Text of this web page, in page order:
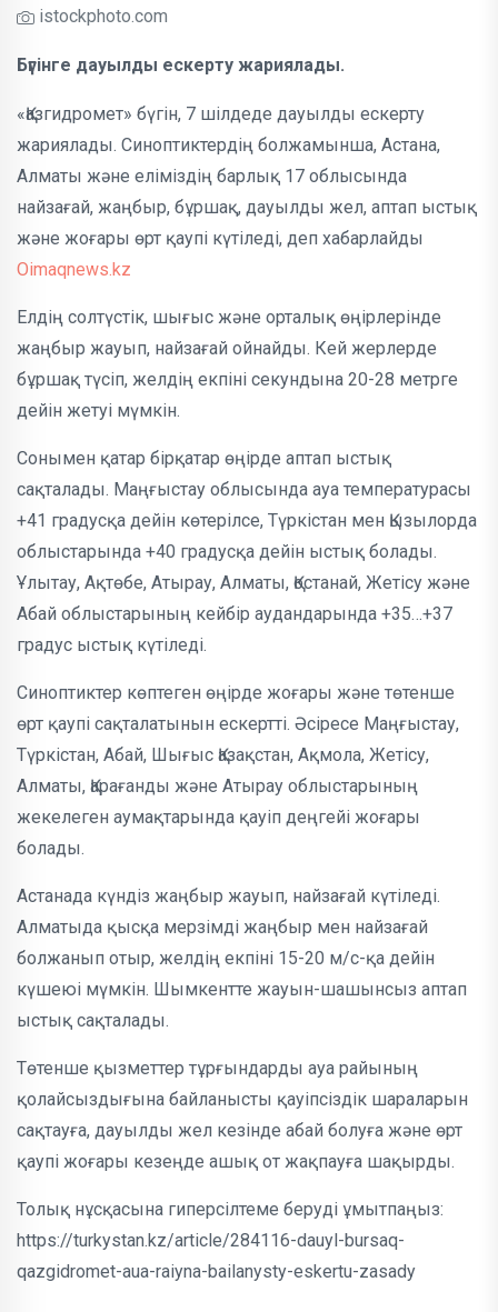
istockphoto.com
Бүгінге дауылды ескерту жариялады.
«Қазгидромет» бүгін, 7 шілдеде дауылды ескерту
жариялады. Синоптиктердің болжамынша, Астана,
Алматы және еліміздің барлық 17 облысында
найзағай, жаңбыр, бұршақ, дауылды жел, аптап ыстық
және жоғары өрт қаупі күтіледі, деп хабарлайды
Oimaqnews.kz
Елдің солтүстік, шығыс және орталық өңірлерінде
жаңбыр жауып, найзағай ойнайды. Кей жерлерде
бұршақ түсіп, желдің екпіні секундына 20-28 метрге
дейін жетуі мүмкін.
Сонымен қатар бірқатар өңірде аптап ыстық
сақталады. Маңғыстау облысында ауа температурасы
+41 градусқа дейін көтерілсе, Түркістан мен Қызылорда
облыстарында +40 градусқа дейін ыстық болады.
Ұлытау, Ақтөбе, Атырау, Алматы, Қостанай, Жетісу және
Абай облыстарының кейбір аудандарында +35…+37
градус ыстық күтіледі.
Синоптиктер көптеген өңірде жоғары және төтенше
өрт қаупі сақталатынын ескертті. Әсіресе Маңғыстау,
Түркістан, Абай, Шығыс Қазақстан, Ақмола, Жетісу,
Алматы, Қарағанды және Атырау облыстарының
жекелеген аумақтарында қауіп деңгейі жоғары
болады.
Астанада күндіз жаңбыр жауып, найзағай күтіледі.
Алматыда қысқа мерзімді жаңбыр мен найзағай
болжанып отыр, желдің екпіні 15-20 м/с-қа дейін
күшеюі мүмкін. Шымкентте жауын-шашынсыз аптап
ыстық сақталады.
Төтенше қызметтер тұрғындарды ауа райының
қолайсыздығына байланысты қауіпсіздік шараларын
сақтауға, дауылды жел кезінде абай болуға және өрт
қаупі жоғары кезеңде ашық от жақпауға шақырды.
Толық нұсқасына гиперсілтеме беруді ұмытпаңыз:
https://turkystan.kz/article/284116-dauyl-bursaq-
qazgidromet-aua-raiyna-bailanysty-eskertu-zasady